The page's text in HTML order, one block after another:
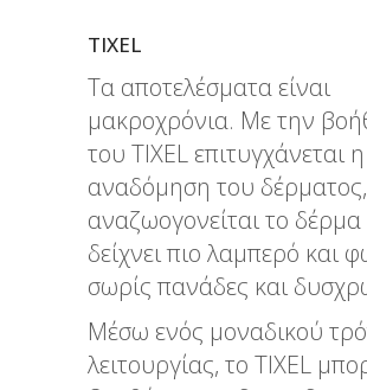
TIXEL
Τα αποτελέσματα είναι
μακροχρόνια. Με την
του TIXEL επιτυγχάνεται η
αναδόμηση του δέρματος,
αναζωογονείται το δέρμα
δείχνει πιο λαμπερό και
σωρίς πανάδες και
Μέσω ενός μοναδικού
λειτουργίας, το TIXEL